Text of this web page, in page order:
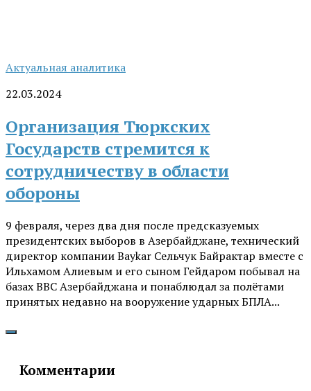
Актуальная аналитика
22.03.2024
Организация Тюркских
Государств стремится к
сотрудничеству в области
обороны
9 февраля, через два дня после предсказуемых
президентских выборов в Азербайджане, технический
директор компании Baykar Сельчук Байрактар вместе с
Ильхамом Алиевым и его сыном Гейдаром побывал на
базах ВВС Азербайджана и понаблюдал за полётами
принятых недавно на вооружение ударных БПЛА...
Комментарии